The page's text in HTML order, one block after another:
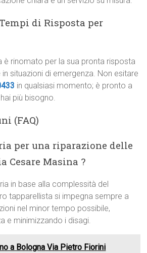
di Risposta per
è rinomato per la sua pronta risposta
situazioni di emergenza. Non esitare
in qualsiasi momento; è pronto a
più bisogno.
(FAQ)
per una riparazione delle
Cesare Masina ?
in base alla complessità del
tapparellista si impegna sempre a
nel minor tempo possibile,
e minimizzando i disagi.
a Bologna Via Pietro Fiorini